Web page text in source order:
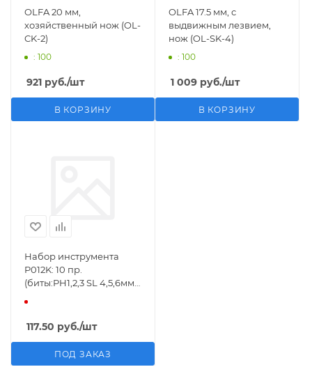
OLFA 20 мм,
хозяйственный нож (OL-
CK-2)
: 100
921 руб./шт
В КОРЗИНУ
OLFA 17.5 мм, с
выдвижным лезвием,
нож (OL-SK-4)
: 100
1 009 руб./шт
В КОРЗИНУ
Набор инструмента
P012K: 10 пр.
(биты:PH1,2,3 SL 4,5,6мм;
отвертки: PH1х75мм,SL
4х72мм,нож
канцелярский),в
блистере Помощ
117.50 руб./шт
ПОД ЗАКАЗ